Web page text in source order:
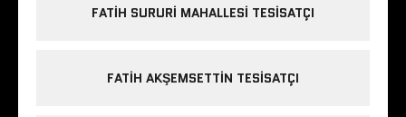
FATIH SURURI MAHALLESI TESISATÇI
FATIH AKŞEMSETTIN TESISATÇI